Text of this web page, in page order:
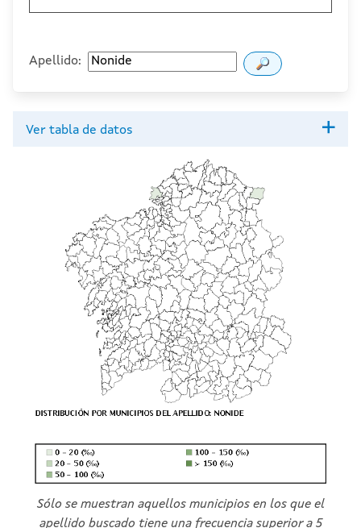
Apellido:
Ver tabla de datos
Sólo se muestran aquellos municipios en los que el
apellido buscado tiene una frecuencia superior a 5